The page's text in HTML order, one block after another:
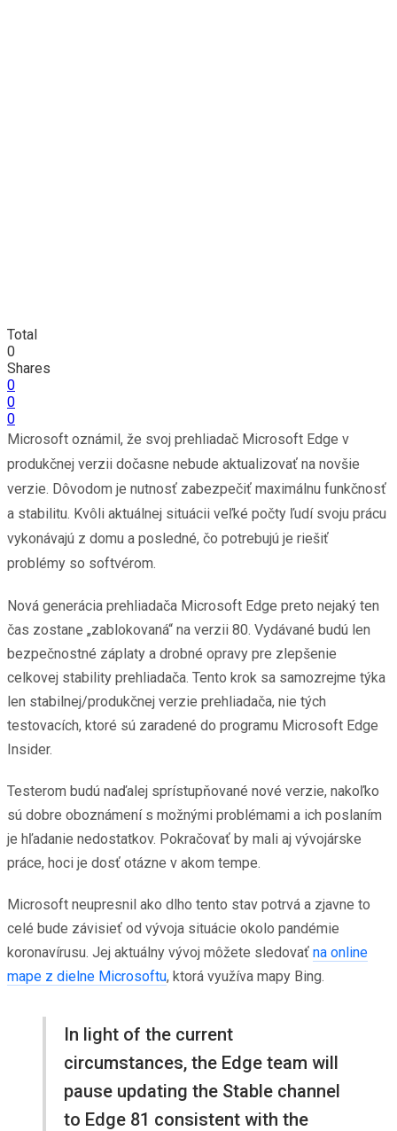
Total
0
Shares
0
0
0
Microsoft oznámil, že svoj prehliadač Microsoft Edge v
produkčnej verzii dočasne nebude aktualizovať na novšie
verzie. Dôvodom je nutnosť zabezpečiť maximálnu funkčnosť
a stabilitu. Kvôli aktuálnej situácii veľké počty ľudí svoju prácu
vykonávajú z domu a posledné, čo potrebujú je riešiť
problémy so softvérom.
Nová generácia prehliadača Microsoft Edge preto nejaký ten
čas zostane „zablokovaná“ na verzii 80. Vydávané budú len
bezpečnostné záplaty a drobné opravy pre zlepšenie
celkovej stability prehliadača. Tento krok sa samozrejme týka
len stabilnej/produkčnej verzie prehliadača, nie tých
testovacích, ktoré sú zaradené do programu Microsoft Edge
Insider.
Testerom budú naďalej sprístupňované nové verzie, nakoľko
sú dobre oboznámení s možnými problémami a ich poslaním
je hľadanie nedostatkov. Pokračovať by mali aj vývojárske
práce, hoci je dosť otázne v akom tempe.
Microsoft neupresnil ako dlho tento stav potrvá a zjavne to
celé bude závisieť od vývoja situácie okolo pandémie
koronavírusu. Jej aktuálny vývoj môžete sledovať na online
mape z dielne Microsoftu, ktorá využíva mapy Bing.
In light of the current
circumstances, the Edge team will
pause updating the Stable channel
to Edge 81 consistent with the